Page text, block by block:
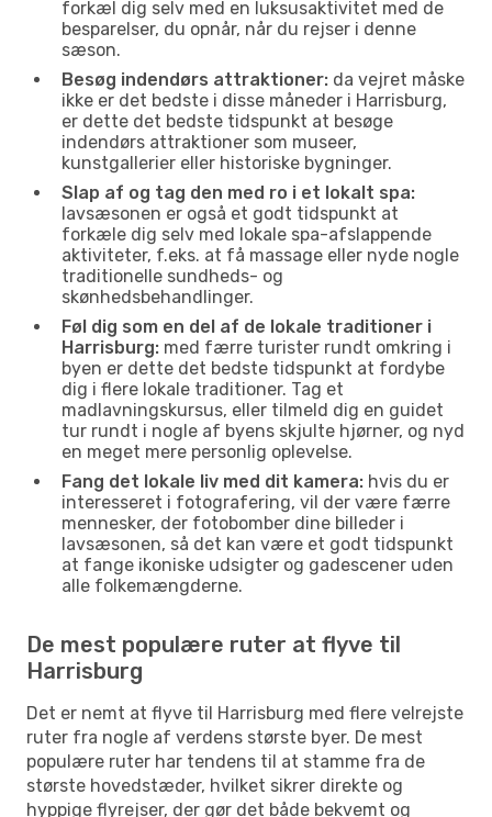
forkæl dig selv med en luksusaktivitet med de
besparelser, du opnår, når du rejser i denne
sæson.
Besøg indendørs attraktioner: da vejret måske
ikke er det bedste i disse måneder i Harrisburg,
er dette det bedste tidspunkt at besøge
indendørs attraktioner som museer,
kunstgallerier eller historiske bygninger.
Slap af og tag den med ro i et lokalt spa:
lavsæsonen er også et godt tidspunkt at
forkæle dig selv med lokale spa-afslappende
aktiviteter, f.eks. at få massage eller nyde nogle
traditionelle sundheds- og
skønhedsbehandlinger.
Føl dig som en del af de lokale traditioner i
Harrisburg: med færre turister rundt omkring i
byen er dette det bedste tidspunkt at fordybe
dig i flere lokale traditioner. Tag et
madlavningskursus, eller tilmeld dig en guidet
tur rundt i nogle af byens skjulte hjørner, og nyd
en meget mere personlig oplevelse.
Fang det lokale liv med dit kamera: hvis du er
interesseret i fotografering, vil der være færre
mennesker, der fotobomber dine billeder i
lavsæsonen, så det kan være et godt tidspunkt
at fange ikoniske udsigter og gadescener uden
alle folkemængderne.
De mest populære ruter at flyve til
Harrisburg
Det er nemt at flyve til Harrisburg med flere velrejste
ruter fra nogle af verdens største byer. De mest
populære ruter har tendens til at stamme fra de
største hovedstæder, hvilket sikrer direkte og
hyppige flyrejser, der gør det både bekvemt og